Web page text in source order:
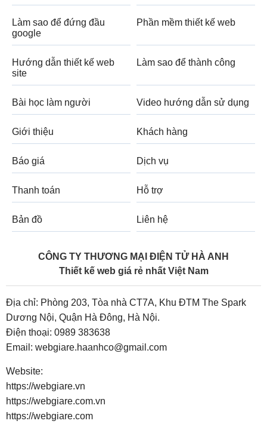
Làm sao để đứng đầu
google
Phần mềm thiết kế web
Hướng dẫn thiết kế web
site
Làm sao để thành công
Bài học làm người Video hướng dẫn sử dụng
Giới thiệu Khách hàng
Báo giá Dịch vụ
Thanh toán Hỗ trợ
Bản đồ Liên hệ
CÔNG TY THƯƠNG MẠI ĐIỆN TỬ HÀ ANH
Thiết kế web giá rẻ nhất Việt Nam
Địa chỉ: Phòng 203, Tòa nhà CT7A, Khu ĐTM The Spark
Dương Nội, Quận Hà Đông, Hà Nội.
Điện thoại: 0989 383638
Email: webgiare.haanhco@gmail.com
Website:
https://webgiare.vn
https://webgiare.com.vn
https://webgiare.com